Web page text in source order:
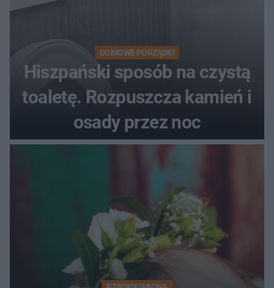
DOMOWE PORZĄDKI
Hiszpański sposób na czystą
toaletę. Rozpuszcza kamień i
osady przez noc